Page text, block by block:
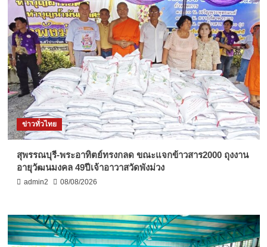
ข่าวทั่วไทย
สุพรรณบุรี-พระอาทิตย์ทรงกลด ขณะแจกข้าวสาร2000 ถุงงาน
อายุวัฒนมงคล 49ปีเจ้าอาวาสวัดพังม่วง
admin2 08/08/2026